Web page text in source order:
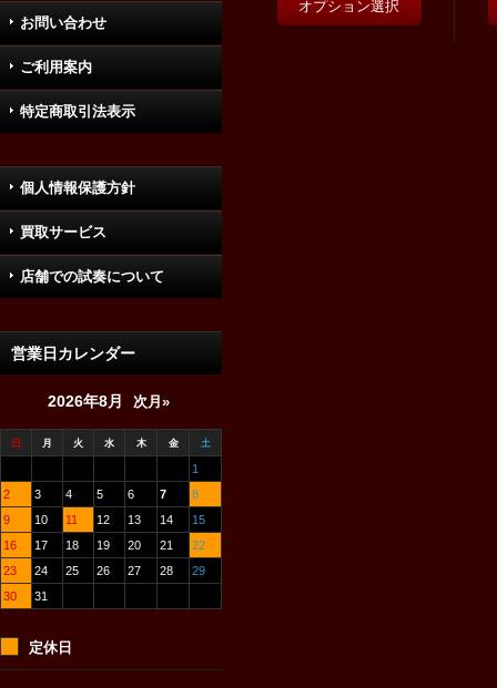
お問い合わせ
ご利用案内
特定商取引法表示
個人情報保護方針
買取サービス
店舗での試奏について
営業日カレンダー
2026年8月 次月»
日 月 火 水 木 金 土
1
2
3 4 5 6 7
8
9
10 11 12 13 14
15
16
17 18 19 20 21
22
23
24 25 26 27 28
29
30
31
定休日